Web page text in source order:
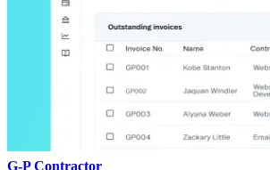
G-P Contractor​​